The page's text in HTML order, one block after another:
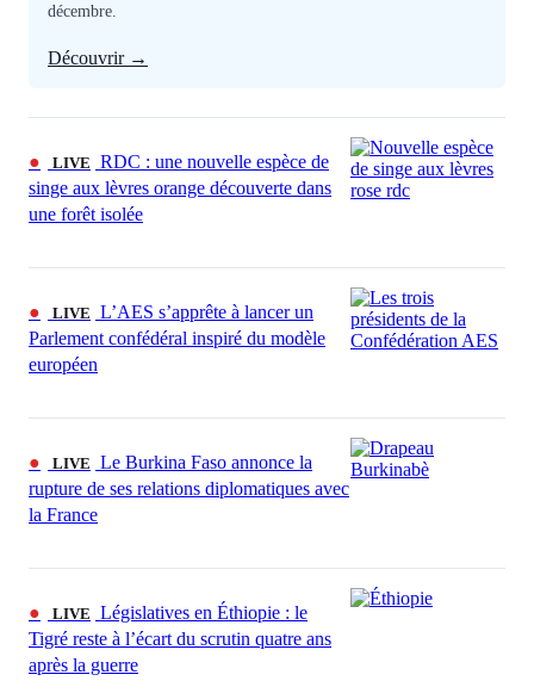
décembre.
Découvrir →
● LIVE
RDC : une nouvelle espèce de
singe aux lèvres orange découverte dans
une forêt isolée
● LIVE
L’AES s’apprête à lancer un
Parlement confédéral inspiré du modèle
européen
● LIVE
Le Burkina Faso annonce la
rupture de ses relations diplomatiques avec
la France
● LIVE
Législatives en Éthiopie : le
Tigré reste à l’écart du scrutin quatre ans
après la guerre